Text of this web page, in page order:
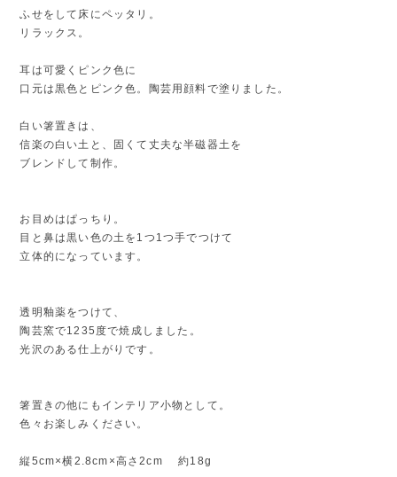
ふせをして床にペッタリ。
リラックス。
耳は可愛くピンク色に
口元は黒色とピンク色。陶芸用顔料で塗りました。
白い箸置きは、
信楽の白い土と、固くて丈夫な半磁器土を
ブレンドして制作。
お目めはぱっちり。
目と鼻は黒い色の土を1つ1つ手でつけて
立体的になっています。
透明釉薬をつけて、
陶芸窯で1235度で焼成しました。
光沢のある仕上がりです。
箸置きの他にもインテリア小物として。
色々お楽しみください。
縦5cm×横2.8cm×高さ2cm 約18g